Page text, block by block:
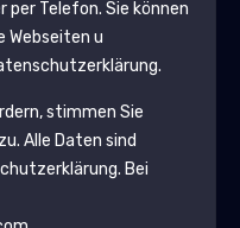
per Telefon. Sie können
Webseiten u
stimmen Sie
Alle Daten sind
. Bei